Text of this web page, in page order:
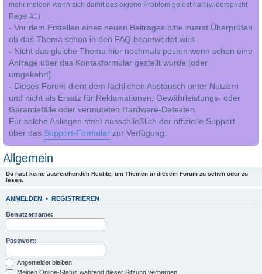
mehr melden wenn sich damit das eigene Problem gelöst hat! (widerspricht
Regel #1)
- Vor dem Erstellen eines neuen Beitrages bitte zuerst Überprüfen
ob das Thema schon in den FAQ beantwortet wird.
- Nicht das gleiche Thema hier nochmals posten wenn schon eine
Anfrage über das Kontakformular gestellt wurde [oder
umgekehrt].
- Dieses Forum dient dem fachlichen Austausch unter Nutzern
und nicht als Ersatz für Reklamationen, Gewährleistungs- oder
Garantiefälle oder vermuteten Hardware-Defekten.
Für solche Anliegen steht ausschließlich der offizielle Support
über das Support-Formular zur Verfügung.
Allgemein
Du hast keine ausreichenden Rechte, um Themen in diesem Forum zu sehen oder zu
lesen.
ANMELDEN • REGISTRIEREN
Benutzername:
Passwort:
Angemeldet bleiben
Meinen Online-Status während dieser Sitzung verbergen